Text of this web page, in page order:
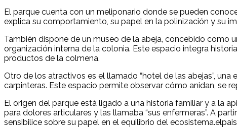
El parque cuenta con un meliponario donde se pueden
explica su comportamiento, su papel en la polinización y su
También dispone de un museo de la abeja, concebido como
organización interna de la colonia. Este espacio integra
productos de la colmena.
Otro de los atractivos es el llamado “hotel de las abejas”,
carpinteras. Este espacio permite observar cómo anidan, se
El origen del parque está ligado a una historia familiar y a la
para dolores articulares y las llamaba “sus enfermeras”. A
sensibilice sobre su papel en el equilibrio del ecosistema.elpais